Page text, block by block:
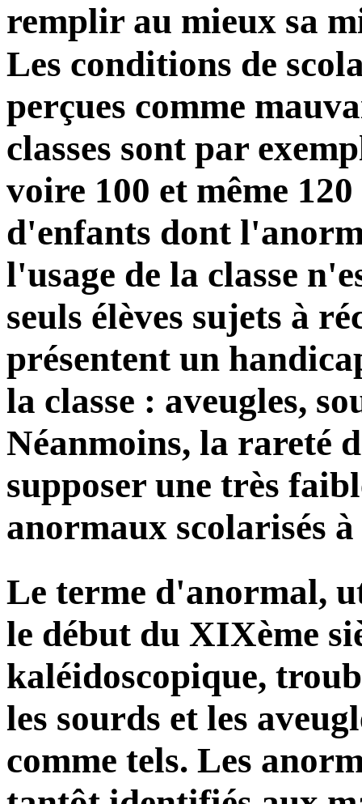
remplir au mieux sa
Les conditions de
perçues comme
classes sont par
voire 100 et même
d'enfants dont
l'usage de la classe
seuls élèves sujets à
présentent un
la classe : aveugles,
Néanmoins, la rareté
supposer une très
anormaux scolarisés à
Le terme d'anormal,
le début du XIXème
kaléidoscopique,
les sourds et les
comme tels. Les